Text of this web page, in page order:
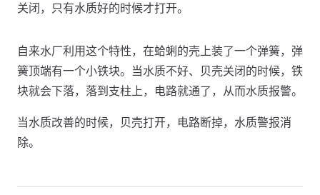
关闭，只有水质好的时候才打开。
自来水厂利用这个特性，在蛤蜊的壳上装了一个弹簧，弹
簧顶端有一个小铁块。当水质不好、贝壳关闭的时候，铁
块就会下落，落到支柱上，电路就通了，从而水质报警。
当水质改善的时候，贝壳打开，电路断掉，水质警报消
除。